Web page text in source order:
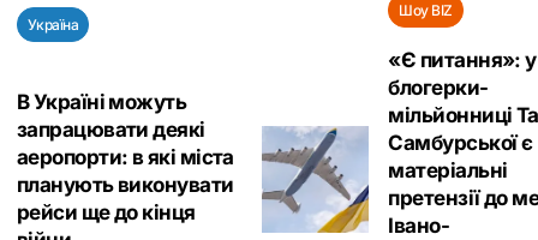
Україна
В Україні можуть
запрацювати деякі
аеропорти: в які міста
планують виконувати
рейси ще до кінця
Шоу BIZ
«Є питання»: у
блогерки-
мільйонниці
Самбурської є
матеріальні
претензії до
Івано-